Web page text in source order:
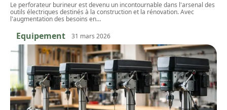
Le perforateur burineur est devenu un incontournable dans l'arsenal des
outils électriques destinés à la construction et la rénovation. Avec
l'augmentation des besoins en…
Equipement 31 mars 2026